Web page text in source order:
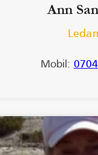
Ann
Mobil: